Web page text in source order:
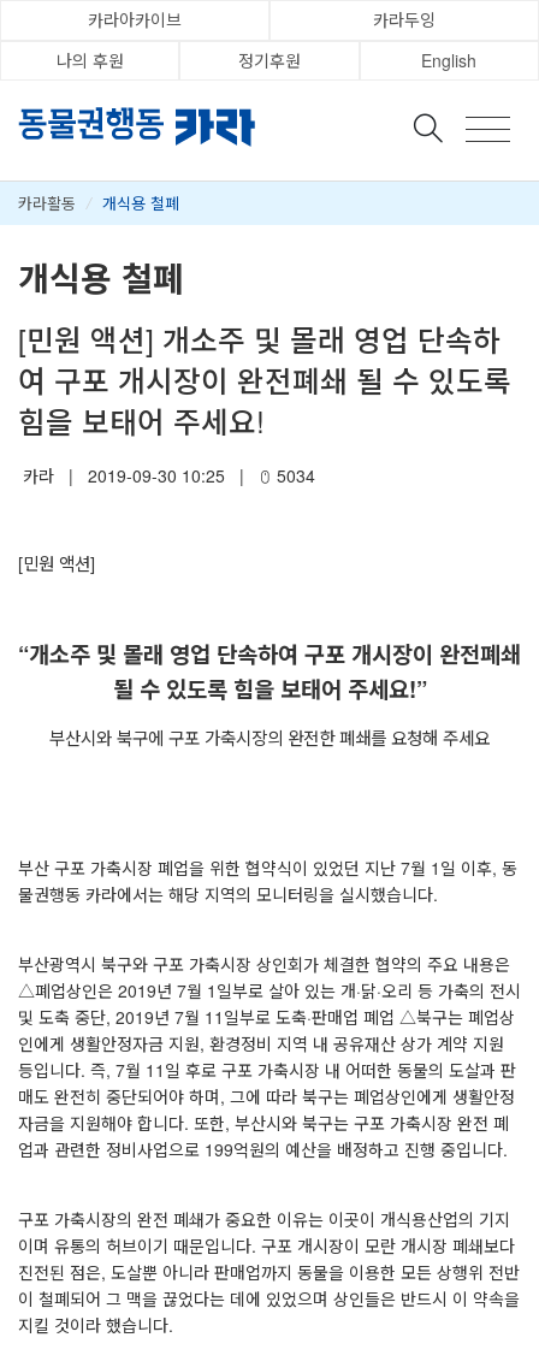
카라아카이브
카라두잉
나의 후원
정기후원 English
카라활동 / 개식용 철폐
개식용 철폐
[민원 액션] 개소주 및 몰래 영업 단속하
여 구포 개시장이 완전폐쇄 될 수 있도록
힘을 보태어 주세요!
카라 | 2019-09-30 10:25 | 5034
[민원 액션]
“개소주 및 몰래 영업 단속하여 구포 개시장이 완전폐쇄
될 수 있도록 힘을 보태어 주세요!”
부산시와 북구에 구포 가축시장의 완전한 폐쇄를 요청해 주세요
부산 구포 가축시장 폐업을 위한 협약식이 있었던 지난 7월 1 일 이후, 동
물권행동 카라에서는 해당 지역의 모니터링을 실시했습니다.
부산광역시 북구와 구포 가축시장 상인회가 체결한 협약의 주요 내용은
△폐업상인은 2019년 7월 1 일부로 살아 있는 개·닭·오리 등 가축의 전시
및 도축 중단, 2019년 7월 11 일부로 도축·판매업 폐업 △북구는 폐업상
인에게 생활안정자금 지원, 환경정비 지역 내 공유재산 상가 계약 지원
등입니다. 즉, 7월 11 일 후로 구포 가축시장 내 어떠한 동물의 도살과 판
매도 완전히 중단되어야 하며, 그에 따라 북구는 폐업상인에게 생활안정
자금을 지원해야 합니다. 또한, 부산시와 북구는 구포 가축시장 완전 폐
업과 관련한 정비사업으로 199억원의 예산을 배정하고 진행 중입니다.
구포 가축시장의 완전 폐쇄가 중요한 이유는 이곳이 개식용산업의 기지
이며 유통의 허브이기 때문입니다. 구포 개시장이 모란 개시장 폐쇄보다
진전된 점은, 도살뿐 아니라 판매업까지 동물을 이용한 모든 상행위 전반
이 철폐되어 그 맥을 끊었다는 데에 있었으며 상인들은 반드시 이 약속을
지킬 것이라 했습니다.